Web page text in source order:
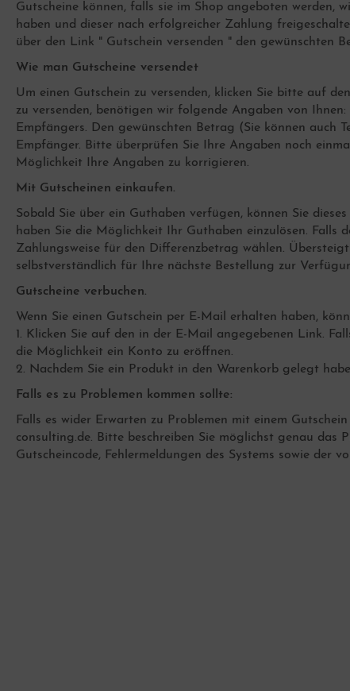
Gutscheine können, falls sie im Shop angeboten werden,
haben und dieser nach erfolgreicher Zahlung
über den Link " Gutschein versenden " den gewünschten
Wie man Gutscheine versendet
Um einen Gutschein zu versenden, klicken Sie bitte auf
zu versenden, benötigen wir folgende Angaben von
Empfängers. Den gewünschten Betrag (Sie können auch
Empfänger. Bitte überprüfen Sie Ihre Angaben noch
Möglichkeit Ihre Angaben zu korrigieren.
Mit Gutscheinen einkaufen.
Sobald Sie über ein Guthaben verfügen, können Sie
haben Sie die Möglichkeit Ihr Guthaben einzulösen. Falls
Zahlungsweise für den Differenzbetrag wählen.
selbstverständlich für Ihre nächste Bestellung zur
Gutscheine verbuchen.
Wenn Sie einen Gutschein per E-Mail erhalten haben,
1. Klicken Sie auf den in der E-Mail angegebenen Link.
die Möglichkeit ein Konto zu eröffnen.
2. Nachdem Sie ein Produkt in den Warenkorb gelegt
Falls es zu Problemen kommen sollte:
Falls es wider Erwarten zu Problemen mit einem
consulting.de. Bitte beschreiben Sie möglichst genau das
Gutscheincode, Fehlermeldungen des Systems sowie der
Taschen Bohostyle
Glückswürmchen
Style
Schnittmuster
und Zubehör für
16,00 bis 30,00 Euro
31,00 bis 50,00 Euro